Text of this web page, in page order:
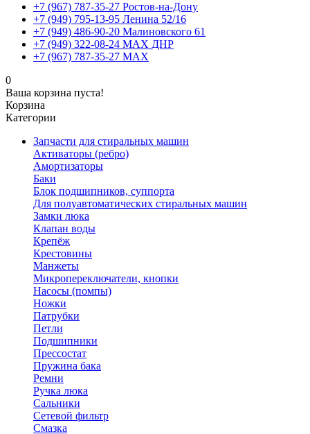
+7 (967) 787-35-27 Ростов-на-Дону
+7 (949) 795-13-95 Ленина 52/16
+7 (949) 486-90-20 Малиновского 61
+7 (949) 322-08-24 MAX ДНР
+7 (967) 787-35-27 MAX
0
Ваша корзина пуста!
Корзина
Категории
Запчасти для стиральных машин
Активаторы (ребро)
Амортизаторы
Баки
Блок подшипников, суппорта
Для полуавтоматических стиральных машин
Замки люка
Клапан воды
Крепёж
Крестовины
Манжеты
Микропереключатели, кнопки
Насосы (помпы)
Ножки
Патрубки
Петли
Подшипники
Прессостат
Пружина бака
Ремни
Ручка люка
Сальники
Сетевой фильтр
Смазка